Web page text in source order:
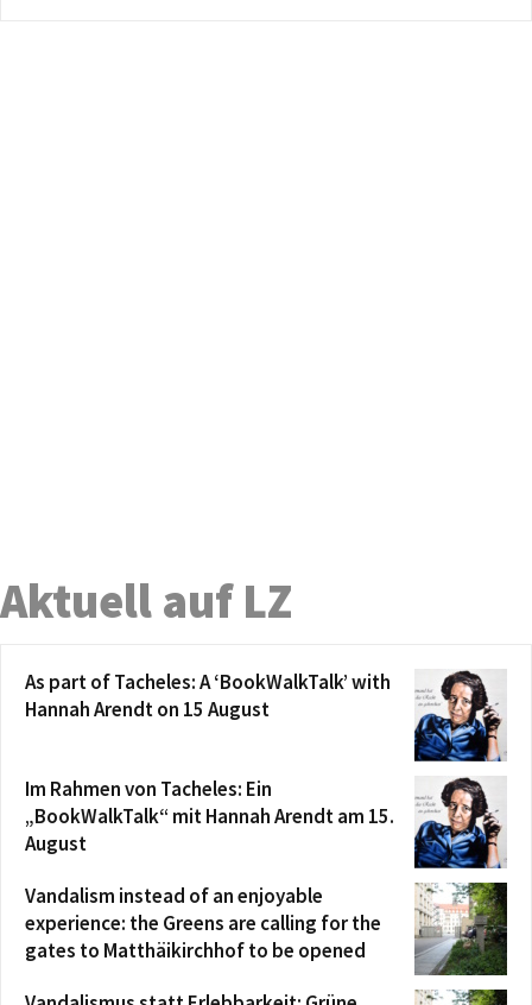
Aktuell auf LZ
As part of Tacheles: A ‘BookWalkTalk’ with
Hannah Arendt on 15 August
Im Rahmen von Tacheles: Ein
„BookWalkTalk“ mit Hannah Arendt am 15.
August
Vandalism instead of an enjoyable
experience: the Greens are calling for the
gates to Matthäikirchhof to be opened